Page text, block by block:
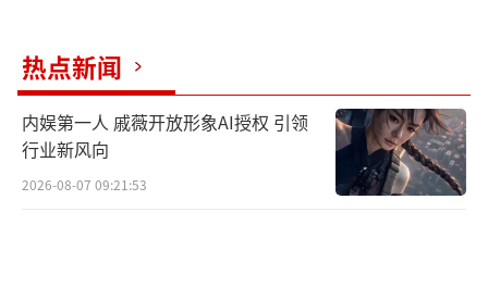
行。
热点新闻
内娱第一人 戚薇开放形象AI授权 引领
行业新风向
2026-08-07 09:21:53